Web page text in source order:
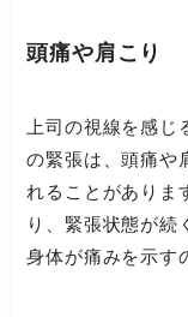
頭痛や肩こり
上司の視線を感
の緊張は、頭痛や
れることがありま
り、緊張状態が続
身体が痛みを示す